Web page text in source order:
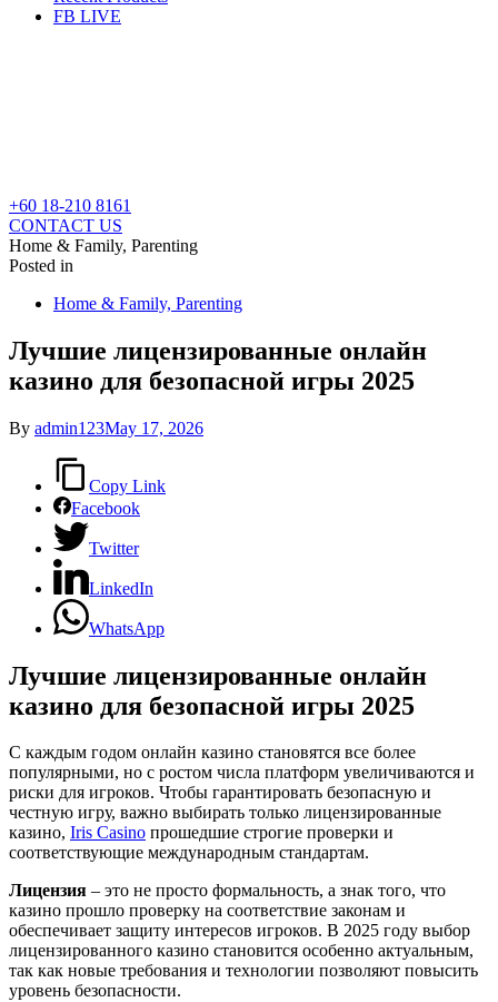
FB LIVE
+60 18-210 8161
CONTACT US
Home & Family, Parenting
Posted in
Home & Family, Parenting
Лучшие лицензированные онлайн
казино для безопасной игры 2025
By admin123May 17, 2026
Copy Link
Facebook
Twitter
LinkedIn
WhatsApp
Лучшие лицензированные онлайн
казино для безопасной игры 2025
С каждым годом онлайн казино становятся все более
популярными, но с ростом числа платформ увеличиваются и
риски для игроков. Чтобы гарантировать безопасную и
честную игру, важно выбирать только лицензированные
казино, Iris Casino прошедшие строгие проверки и
соответствующие международным стандартам.
Лицензия – это не просто формальность, а знак того, что
казино прошло проверку на соответствие законам и
обеспечивает защиту интересов игроков. В 2025 году выбор
лицензированного казино становится особенно актуальным,
так как новые требования и технологии позволяют повысить
уровень безопасности.